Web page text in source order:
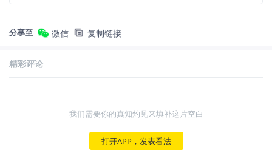
分享至 微信 复制链接
精彩评论
我们需要你的真知灼见来填补这片空白
打开APP，发表看法